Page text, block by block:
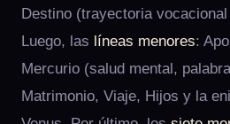
Destino (trayectoria
Luego, las líneas menores:
Mercurio (salud mental,
Matrimonio, Viaje, Hijos y la